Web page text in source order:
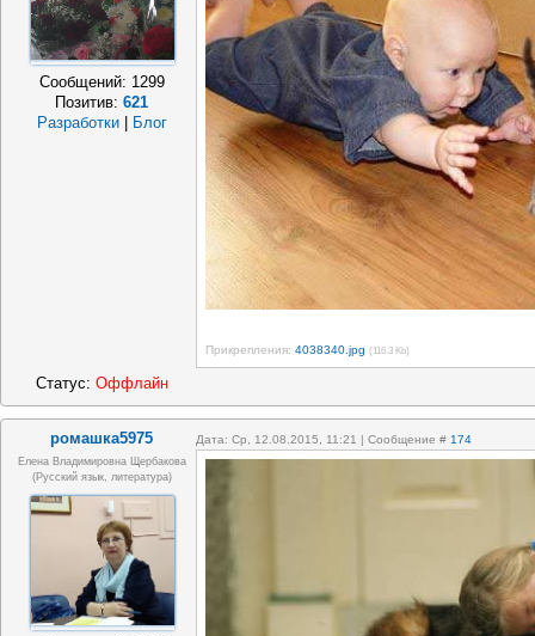
Сообщений: 1299
Позитив:621
Разработки
Блог
Прикрепления: 4038340.jpg (116.3 Kb)
Статус: Оффлайн
ромашка5975 Дата: Ср, 12.08.2015, 11:21 | Сообщение # 174
Елена Владимировна Щербакова
(русский язык, литература)